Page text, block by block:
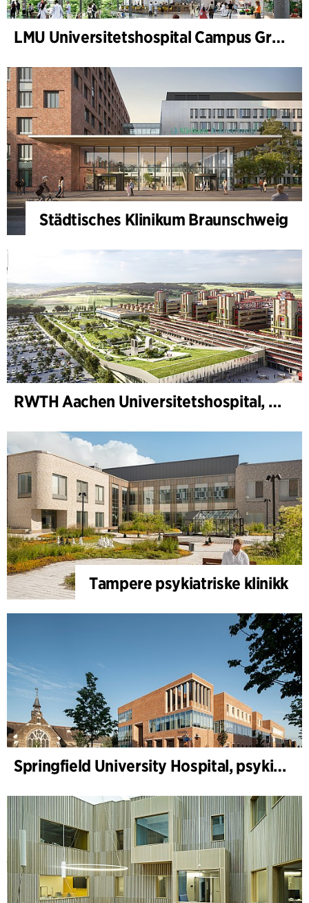
LMU Universitetshospital Campus Grosshadern
Städtisches Klinikum Braunschweig
RWTH Aachen Universitetshospital, utvidelse
Tampere psykiatriske klinikk
Springfield University Hospital, psykiatri